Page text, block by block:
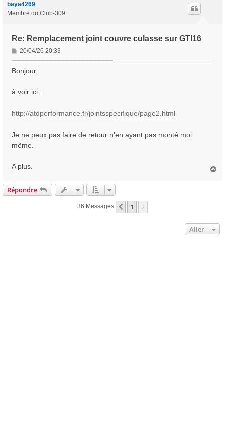
baya4269
Membre du Club-309
Re: Remplacement joint couvre culasse sur GTI16
M
e
s
g
20/04/26 20:33
Bonjour,
à voir ici :
http://atdperformance.fr/jointsspecifique/page2.html
Je ne peux pas faire de retour n'en ayant pas monté moi
même.
A plus.
Répondre
36 Messages Précédent
1 2
Aller